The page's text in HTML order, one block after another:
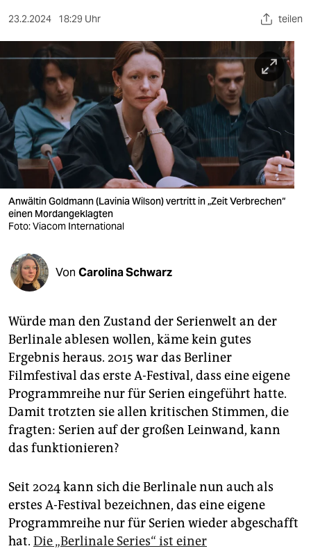
sport
berlin
nord
wahrheit
verlag
verlag
veranstaltungen
shop
fragen & hilfe
unterstützen
genossenschaft
epaper login
23.2.2024 18:29 Uhr teilen
Anwältin Goldmann (Lavinia Wilson) vertritt in „Zeit Verbrechen“
einen Mordangeklagten
Foto: Viacom International
Von Carolina Schwarz
Würde man den Zustand der Serienwelt an der
Berlinale ablesen wollen, käme kein gutes
Ergebnis heraus. 2015 war das Berliner
Filmfestival das erste A-Festival, dass eine eigene
Programmreihe nur für Serien eingeführt hatte.
Damit trotzten sie allen kritischen Stimmen, die
fragten: Serien auf der großen Leinwand, kann
das funktionieren?
Seit 2024 kann sich die Berlinale nun auch als
erstes A-Festival bezeichnen, das eine eigene
Programmreihe nur für Serien wieder abgeschafft
hat. Die „Berlinale Series“ ist einer